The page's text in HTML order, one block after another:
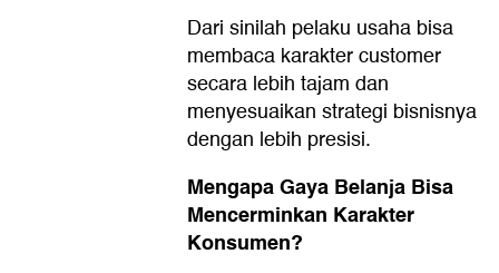
Dari sinilah pelaku usaha bisa
membaca karakter customer
secara lebih tajam dan
menyesuaikan strategi bisnisnya
dengan lebih presisi.
Mengapa Gaya Belanja Bisa
Mencerminkan Karakter
Konsumen?